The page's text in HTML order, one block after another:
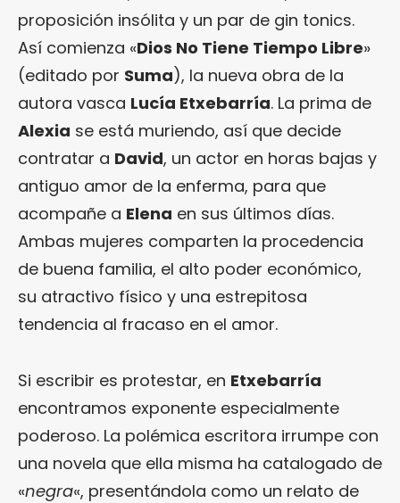
proposición insólita y un par de gin tonics.
Así comienza «Dios No Tiene Tiempo Libre»
(editado por Suma), la nueva obra de la
autora vasca Lucía Etxebarría. La prima de
Alexia se está muriendo, así que decide
contratar a David, un actor en horas bajas y
antiguo amor de la enferma, para que
acompañe a Elena en sus últimos días.
Ambas mujeres comparten la procedencia
de buena familia, el alto poder económico,
su atractivo físico y una estrepitosa
tendencia al fracaso en el amor.
Si escribir es protestar, en Etxebarría
encontramos exponente especialmente
poderoso. La polémica escritora irrumpe con
una novela que ella misma ha catalogado de
«negra«, presentándola como un relato de